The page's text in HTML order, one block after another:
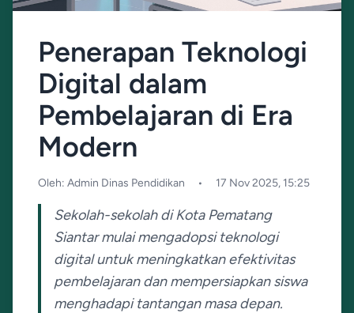
Penerapan Teknologi
Digital dalam
Pembelajaran di Era
Modern
Oleh: Admin Dinas Pendidikan • 17 Nov 2025, 15:25
Sekolah-sekolah di Kota Pematang
Siantar mulai mengadopsi teknologi
digital untuk meningkatkan efektivitas
pembelajaran dan mempersiapkan siswa
menghadapi tantangan masa depan.